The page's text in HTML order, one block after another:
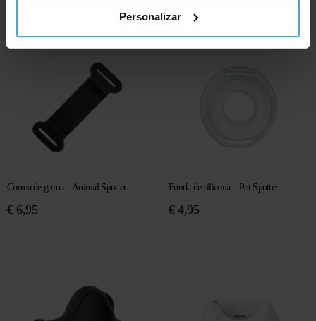
Personalizar
Correa de goma – Animal Spotter
€6,95
Funda de silicona – Pet Spotter
€4,95